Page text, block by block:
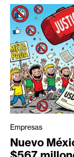
Empresas
Nuevo